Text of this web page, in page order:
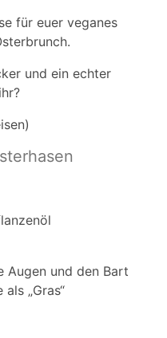
für euer veganes
und ein echter
Augen und den Bart
„Gras“